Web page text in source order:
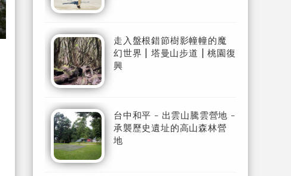
走入盤根錯節樹影幢幢的魔
幻世界 | 塔曼山步道 | 桃園復
興
台中和平 - 出雲山騰雲營地 -
承襲歷史遺址的高山森林營
地